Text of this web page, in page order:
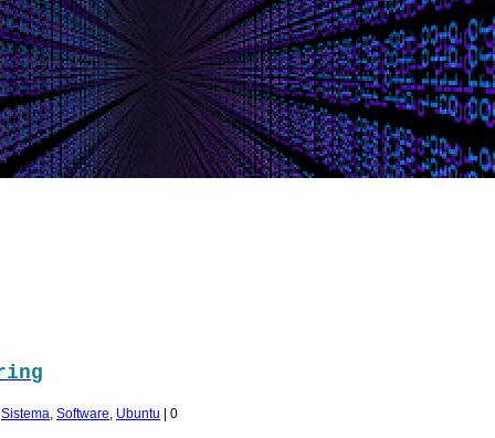
Sistema, Software, Ubuntu 0